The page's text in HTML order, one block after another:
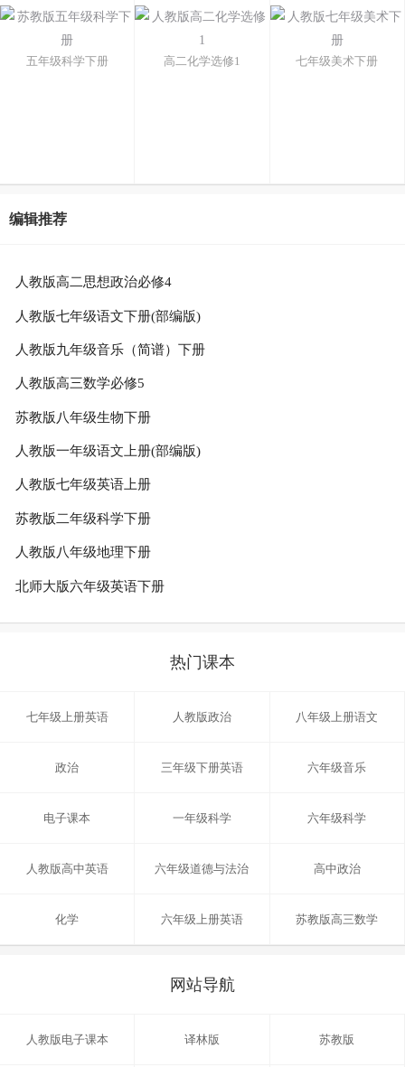
五年级科学下册 高二化学选修1 七年级美术下册
编辑推荐
人教版高二思想政治必修4
人教版七年级语文下册(部编版)
人教版九年级音乐（简谱）下册
人教版高三数学必修5
苏教版八年级生物下册
人教版一年级语文上册(部编版)
人教版七年级英语上册
苏教版二年级科学下册
人教版八年级地理下册
北师大版六年级英语下册
热门课本
七年级上册英语 人教版政治 八年级上册语文
政治 三年级下册英语 六年级音乐
电子课本 一年级科学 六年级科学
人教版高中英语 六年级道德与法治 高中政治
化学 六年级上册英语 苏教版高三数学
网站导航
人教版电子课本 译林版 苏教版